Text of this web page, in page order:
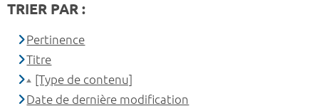
TRIER PAR :
Pertinence
Titre
[Type de contenu]
Date de dernière modification